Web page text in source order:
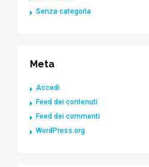
Senza categoria
Meta
Accedi
Feed dei contenuti
Feed dei commenti
WordPress.org